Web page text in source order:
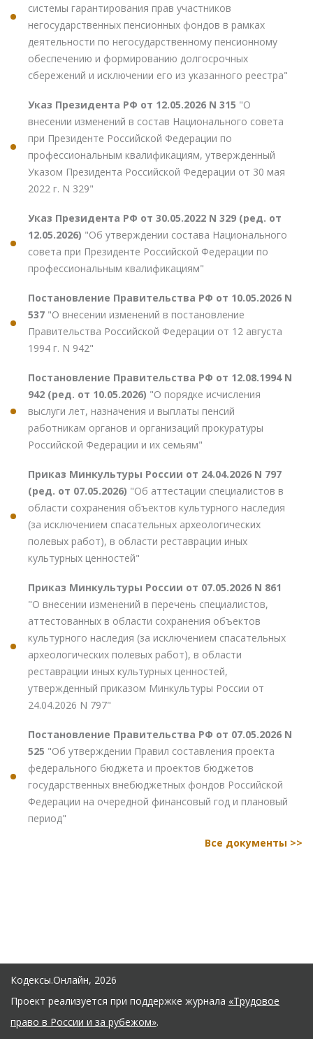
системы гарантирования прав участников
негосударственных пенсионных фондов в рамках
деятельности по негосударственному пенсионному
обеспечению и формированию долгосрочных
сбережений и исключении его из указанного реестра"
Указ Президента РФ от 12.05.2026 N 315 "О
внесении изменений в состав Национального совета
при Президенте Российской Федерации по
профессиональным квалификациям, утвержденный
Указом Президента Российской Федерации от 30 мая
2022 г. N 329"
Указ Президента РФ от 30.05.2022 N 329 (ред. от
12.05.2026) "Об утверждении состава Национального
совета при Президенте Российской Федерации по
профессиональным квалификациям"
Постановление Правительства РФ от 10.05.2026 N
537 "О внесении изменений в постановление
Правительства Российской Федерации от 12 августа
1994 г. N 942"
Постановление Правительства РФ от 12.08.1994 N
942 (ред. от 10.05.2026) "О порядке исчисления
выслуги лет, назначения и выплаты пенсий
работникам органов и организаций прокуратуры
Российской Федерации и их семьям"
Приказ Минкультуры России от 24.04.2026 N 797
(ред. от 07.05.2026) "Об аттестации специалистов в
области сохранения объектов культурного наследия
(за исключением спасательных археологических
полевых работ), в области реставрации иных
культурных ценностей"
Приказ Минкультуры России от 07.05.2026 N 861
"О внесении изменений в перечень специалистов,
аттестованных в области сохранения объектов
культурного наследия (за исключением спасательных
археологических полевых работ), в области
реставрации иных культурных ценностей,
утвержденный приказом Минкультуры России от
24.04.2026 N 797"
Постановление Правительства РФ от 07.05.2026 N
525 "Об утверждении Правил составления проекта
федерального бюджета и проектов бюджетов
государственных внебюджетных фондов Российской
Федерации на очередной финансовый год и плановый
период"
Все документы >>
Кодексы.Онлайн, 2026
Проект реализуется при поддержке журнала «Трудовое
право в России и за рубежом».